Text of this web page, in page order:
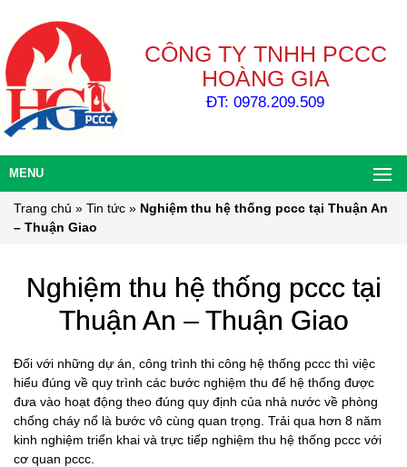
CÔNG TY TNHH PCCC
HOÀNG GIA
ĐT: 0978.209.509
MENU
Trang chủ » Tin tức » Nghiệm thu hệ thống pccc tại Thuận An
– Thuận Giao
Nghiệm thu hệ thống pccc tại
Thuận An – Thuận Giao
Đối với những dự án, công trình thi công hệ thống pccc thì việc
hiểu đúng về quy trình các bước nghiệm thu để hệ thống được
đưa vào hoạt động theo đúng quy định của nhà nước về phòng
chống cháy nổ là bước vô cùng quan trọng. Trải qua hơn 8 năm
kinh nghiệm triển khai và trực tiếp nghiệm thu hệ thống pccc với
cơ quan pccc.